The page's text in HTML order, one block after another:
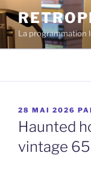
Aller
au
contenu
principal
La programmation
PUBLIÉ
LE
28 MAI 2026
Haunted
vintage